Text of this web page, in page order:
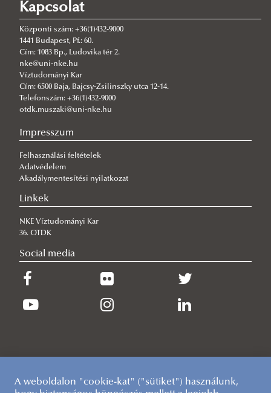
Kapcsolat
Központi szám: +36(1)432-9000
1441 Budapest, Pf.: 60.
Cím: 1083 Bp., Ludovika tér 2.
nke@uni-nke.hu
Víztudományi Kar
Cím: 6500 Baja, Bajcsy-Zsilinszky utca 12-14.
Telefonszám: +36(1)432-9000
otdk.muszaki@uni-nke.hu
Impresszum
Felhasználási feltételek
Adatvédelem
Akadálymentesítési nyilatkozat
Linkek
NKE Víztudományi Kar
36. OTDK
Social media
A weboldalon "cookie-kat" ("sütiket") használunk,